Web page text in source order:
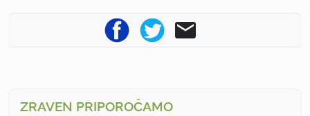
ZRAVEN PRIPOROČAMO